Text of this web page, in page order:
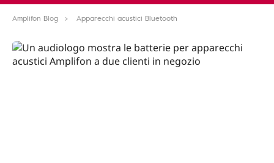
Amplifon Blog Apparecchi acustici Bluetooth